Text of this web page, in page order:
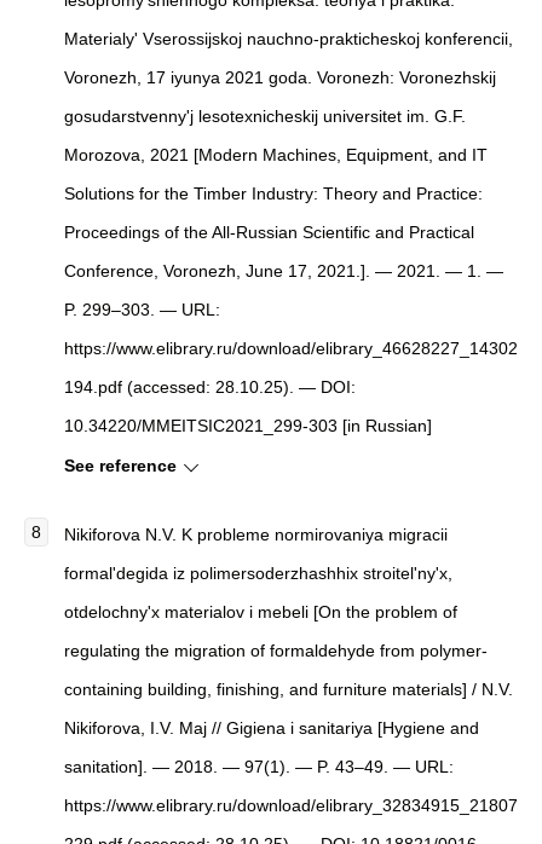
Materialy' Vserossijskoj nauchno-prakticheskoj konferencii,
Voronezh, 17 iyunya 2021 goda. Voronezh: Voronezhskij
gosudarstvenny'j lesotexnicheskij universitet im. G.F.
Morozova, 2021 [Modern Machines, Equipment, and IT
Solutions for the Timber Industry: Theory and Practice:
Proceedings of the All-Russian Scientific and Practical
Conference, Voronezh, June 17, 2021. ] . — 2021. — 1. —
P. 299–303. — URL:
https://www.elibrary.ru/download/elibrary_46628227_14302
194.pdf (accessed: 28.10.25). — DOI:
10.34220/MMEITSIC2021_299-303 [in Russian]
See reference
Nikiforova N.V. K probleme normirovaniya migracii
formal'degida iz polimersoderzhashhix stroitel'ny'x,
otdelochny'x materialov i mebeli [On the problem of
regulating the migration of formaldehyde from polymer-
containing building, finishing, and furniture materials] / N.V.
Nikiforova, I.V. Maj // Gigiena i sanitariya [Hygiene and
sanitation] . — 2018. — 97(1). — P. 43–49. — URL:
https://www.elibrary.ru/download/elibrary_32834915_21807